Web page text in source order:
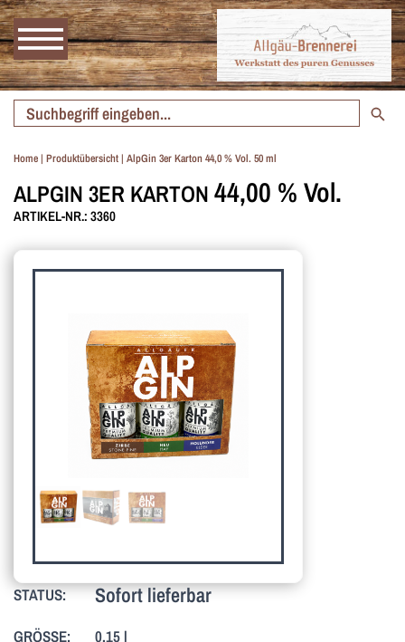
Home| Produktübersicht| AlpGin 3er Karton 44,0 % Vol. 50 ml
ALPGIN 3ER KARTON 44,00 % Vol.
ARTIKEL-NR.: 3360
STATUS: Sofort lieferbar
GRÖSSE:
0.15 l